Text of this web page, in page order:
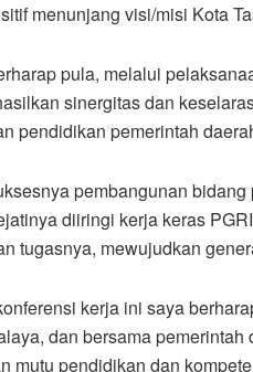
menunjang visi/misi Kota
pula, melalui
sinergitas dan
pendidikan pemerintah
pembangunan
diiringi kerja keras
tugasnya, mewujudkan
kerja ini saya
dan bersama
mutu pendidikan dan